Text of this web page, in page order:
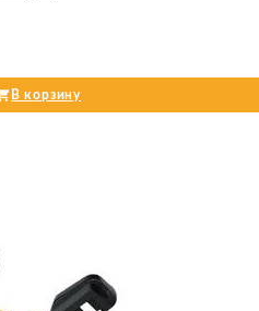
В корзину